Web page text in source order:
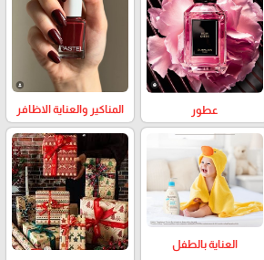
عطور المناكير والعناية الاظافر
العناية بالطفل